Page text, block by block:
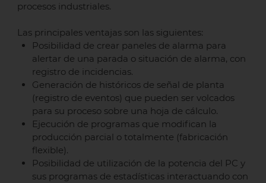
procesos industriales.
Las principales ventajas son las siguientes:
Posibilidad de crear paneles de alarma para
alertar de una parada o situación de alarma, con
registro de incidencias.
Generación de históricos de señal de planta
(registro de eventos) que pueden ser volcados
para su proceso sobre una hoja de cálculo.
Ejecución de programas que modifican la
producción parcial o totalmente (fabricación
flexible).
Posibilidad de utilización de la potencia del PC y
sus programas de estadísticas interactuando con